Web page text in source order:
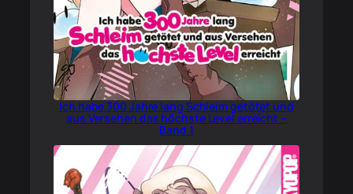
Ich habe 300 Jahre lang Schleim getötet und
aus Versehen das höchste Level erreicht –
Band 1